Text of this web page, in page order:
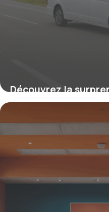
Découvrez la
certificat de
aujourd’hui la
du transport
9 octobre 2025